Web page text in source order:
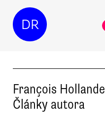
DR
François Hollande
Články autora